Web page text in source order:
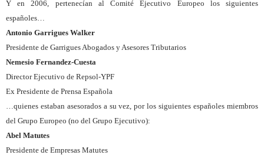
Y en 2006, pertenecían al Comité Ejecutivo Europeo los siguientes
españoles…
Antonio Garrigues Walker
Presidente de Garrigues Abogados y Asesores Tributarios
Nemesio Fernandez-Cuesta
Director Ejecutivo de Repsol-YPF
Ex Presidente de Prensa Española
…quienes estaban asesorados a su vez, por los siguientes españoles miembros
del Grupo Europeo (no del Grupo Ejecutivo):
Abel Matutes
Presidente de Empresas Matutes